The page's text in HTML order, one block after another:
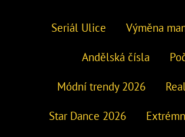
Seriál Ulice Výměna
Andělská čísla
Módní trendy 2026
Star Dance 2026